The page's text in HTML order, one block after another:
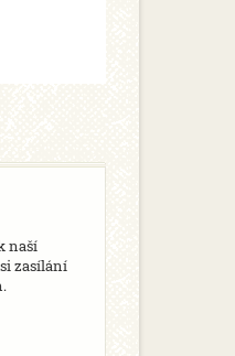
naší
zasílání